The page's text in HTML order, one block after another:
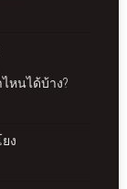
หนได้บ้าง?
ง